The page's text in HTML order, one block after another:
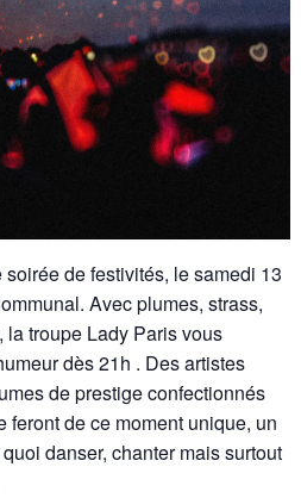
de festivités, le samedi 13
Avec plumes, strass,
troupe Lady Paris vous
dès 21h . Des artistes
de prestige confectionnés
feront de ce moment unique, un
danser, chanter mais surtout